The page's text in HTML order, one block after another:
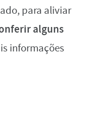
para aliviar
alguns
informações